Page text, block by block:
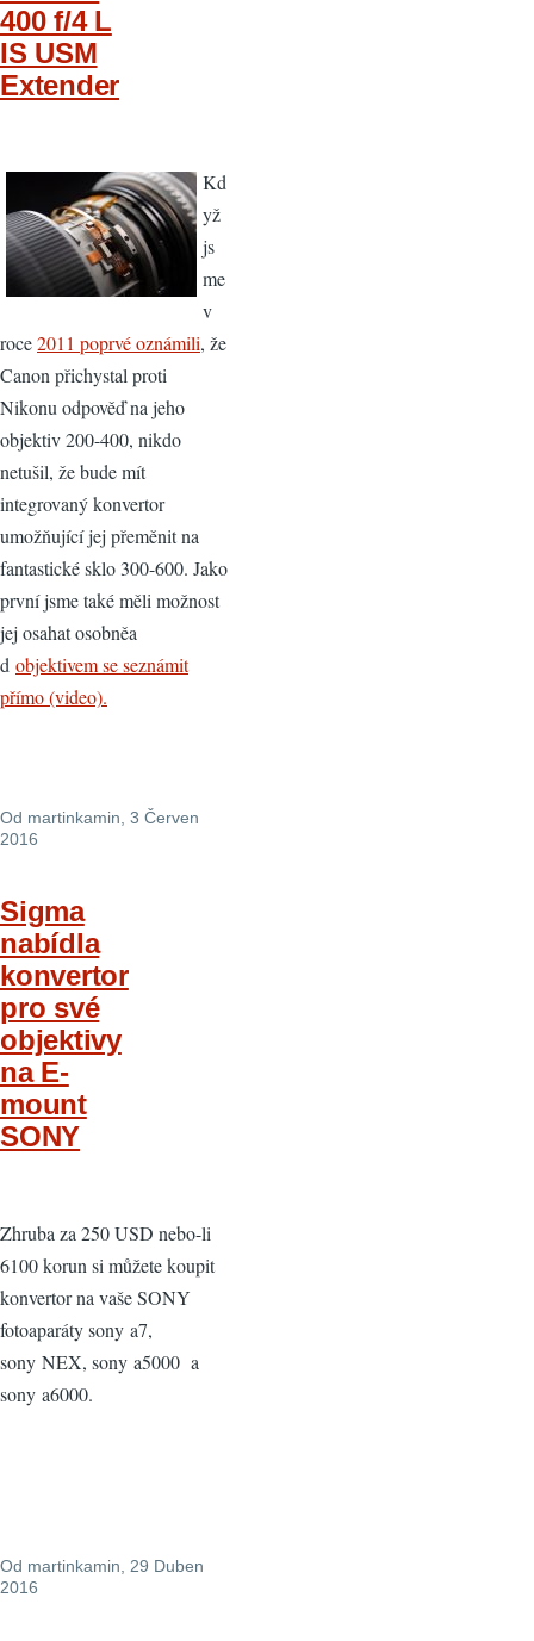
400 f/4 L
IS USM
Extender
Kd
yž
js
me
v
roce2011 poprvé oznámili, že
Canon přichystal proti
Nikonu odpověď na jeho
objektiv 200-400, nikdo
netušil, že bude mít
integrovaný konvertor
umožňující jej přeměnit na
fantastické sklo 300-600. Jako
první jsme také měli možnost
jej osahat osobněa
d objektivem se seznámit
přímo (video).
Od martinkamin , 3 Červen
2016
Sigma
nabídla
konvertor
pro své
objektivy
na E-
mount
SONY
Zhruba za 250 USD nebo-li
6100 korun si můžete koupit
konvertor na vaše SONY
fotoaparáty sony a7,
sony NEX, sony a5000 a
sony a6000.
Od martinkamin , 29 Duben
2016